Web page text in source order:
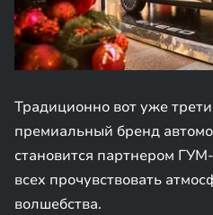
Традиционно вот уже
премиальный бренд
становится партнером
всех прочувствовать
волшебства.